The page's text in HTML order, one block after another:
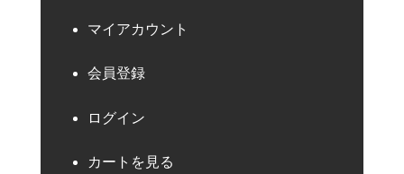
マイアカウント
会員登録
ログイン
カートを見る